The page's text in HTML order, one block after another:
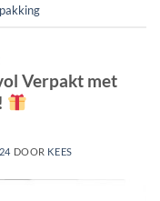
Verpakt met
DOOR KEES